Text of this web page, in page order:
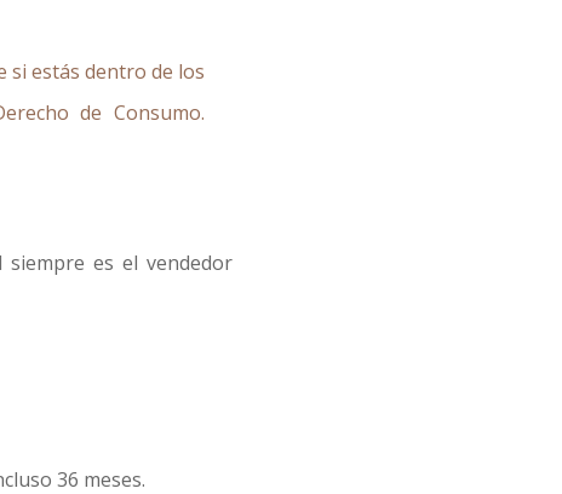
si estás dentro de los
de Consumo.
es el vendedor
36 meses.